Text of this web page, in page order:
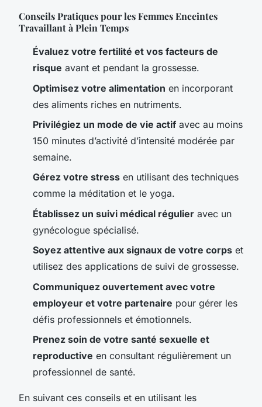
Conseils Pratiques pour les Femmes Enceintes
Travaillant à Plein Temps
Évaluez votre fertilité et vos facteurs de
risque avant et pendant la grossesse.
Optimisez votre alimentation en incorporant
des aliments riches en nutriments.
Privilégiez un mode de vie actif avec au moins
150 minutes d’activité d’intensité modérée par
semaine.
Gérez votre stress en utilisant des techniques
comme la méditation et le yoga.
Établissez un suivi médical régulier avec un
gynécologue spécialisé.
Soyez attentive aux signaux de votre corps et
utilisez des applications de suivi de grossesse.
Communiquez ouvertement avec votre
employeur et votre partenaire pour gérer les
défis professionnels et émotionnels.
Prenez soin de votre santé sexuelle et
reproductive en consultant régulièrement un
professionnel de santé.
En suivant ces conseils et en utilisant les